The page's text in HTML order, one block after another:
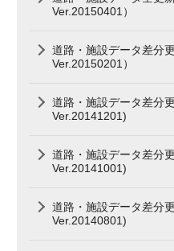
Ver.20150401）
道路・施設データ差分
Ver.20150201）
道路・施設データ差分
Ver.20141201)
道路・施設データ差分
Ver.20141001)
道路・施設データ差分
Ver.20140801)